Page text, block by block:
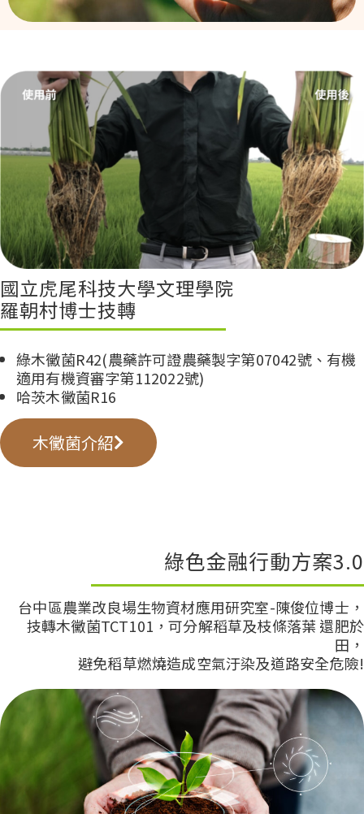
國立虎尾科技大學文理學院
羅朝村博士技轉
綠木黴菌R42(農藥許可證農藥製字第07042號、有機
適用有機資審字第112022號)
哈茨木黴菌R16
木黴菌介紹
綠色金融行動方案3.0
台中區農業改良場生物資材應用研究室-陳俊位博士，
技轉木黴菌TCT101，可分解稻草及枝條落葉 還肥於
田，
避免稻草燃燒造成空氣汙染及道路安全危險!